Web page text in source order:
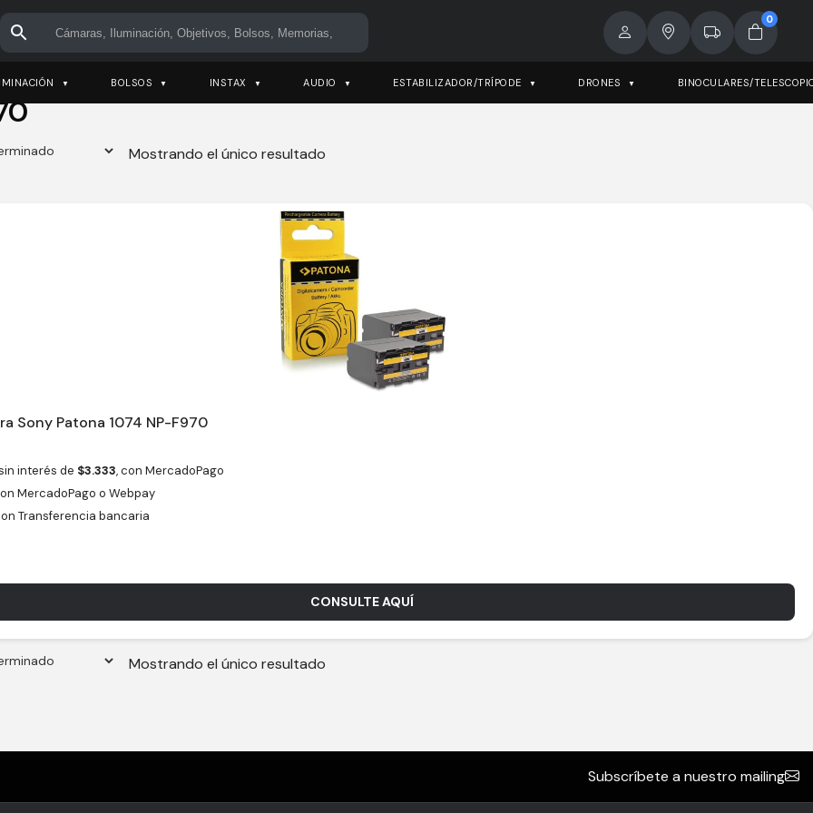
0
BOLSOS INSTAX AUDIO ESTABILIZADOR/TRÍPODE DRONES BINOCULARES/
Mostrando el único resultado
Sony Patona 1074 NP-F970
interés de $3.333, con MercadoPago
MercadoPago o Webpay
Transferencia bancaria
CONSULTE AQUÍ
Mostrando el único resultado
Subscríbete a nuestro mailing